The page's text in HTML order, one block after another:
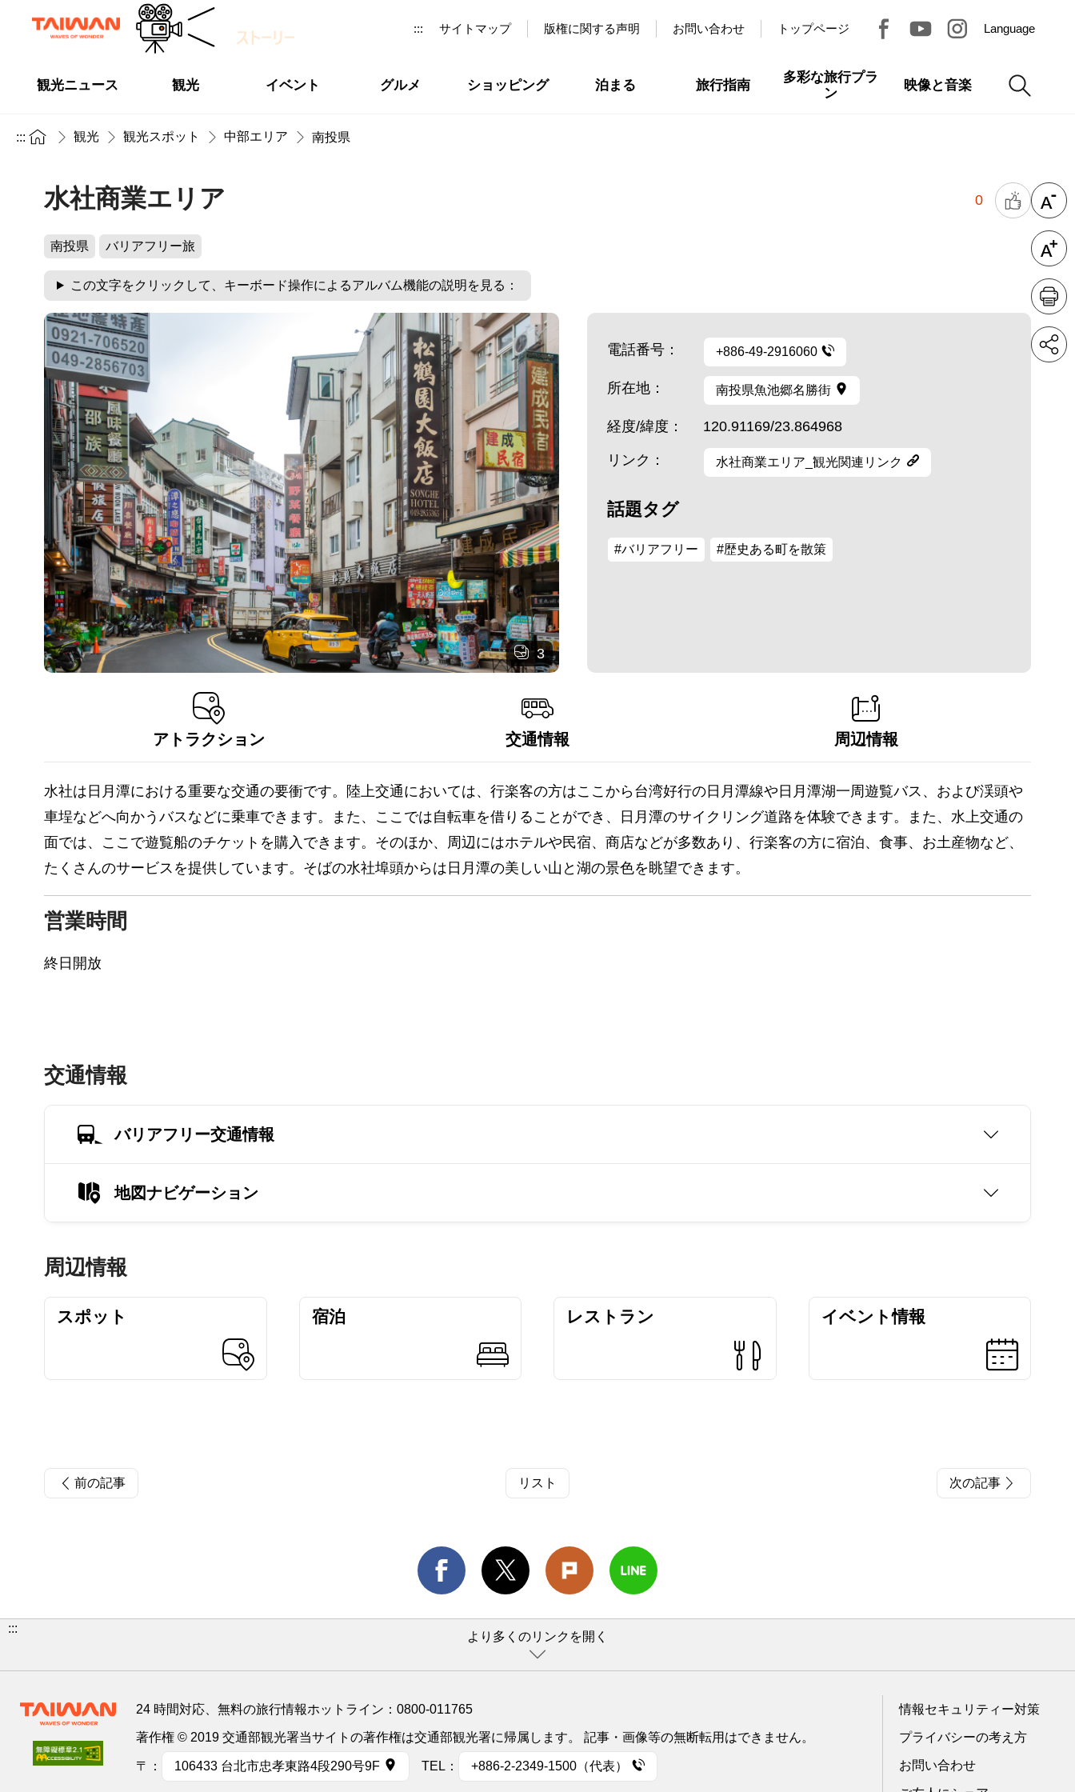
::: サイトマップ 版権に関する声明 お問い合わせ トップページ Language
観光ニュース 観光 イベント グルメ ショッピング 泊まる 旅行指南
多彩な旅行プラ
ン
映像と音楽
::: 観光 観光スポット 中部エリア 南投県
水社商業エリア 0
南投県 バリアフリー旅
この文字をクリックして、キーボード操作によるアルバム機能の説明を見る：
3
電話番号： +886-49-2916060
所在地： 南投県魚池郷名勝街
経度/緯度： 120.91169/23.864968
リンク： 水社商業エリア_観光関連リンク
話題タグ
#バリアフリー #歴史ある町を散策
アトラクション 交通情報 周辺情報
水社は日月潭における重要な交通の要衝です。陸上交通においては、行楽客の方はここから台湾好行の日月潭線や日月潭湖一周遊覧バス、および渓頭や
車埕などへ向かうバスなどに乗車できます。また、ここでは自転車を借りることができ、日月潭のサイクリング道路を体験できます。また、水上交通の
面では、ここで遊覧船のチケットを購入できます。そのほか、周辺にはホテルや民宿、商店などが多数あり、行楽客の方に宿泊、食事、お土産物など、
たくさんのサービスを提供しています。そばの水社埠頭からは日月潭の美しい山と湖の景色を眺望できます。
営業時間
終日開放
交通情報
バリアフリー交通情報
地図ナビゲーション
周辺情報
スポット 宿泊 レストラン イベント情報
前の記事 リスト 次の記事
:::
より多くのリンクを開く
24 時間対応、無料の旅行情報ホットライン： 0800-011765
著作権 © 2019 交通部観光署当サイトの著作権は交通部観光署に帰属します。 記事・画像等の無断転用はできません。
〒： 106433 台北市忠孝東路4段290号9F TEL： +886-2-2349-1500（代表）
情報セキュリティー対策
プライバシーの考え方
お問い合わせ